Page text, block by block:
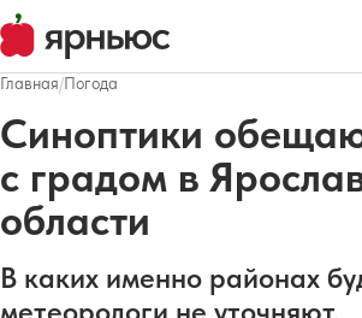
Главная/Погода
Синоптики
с градом в
области
В каких именно районах